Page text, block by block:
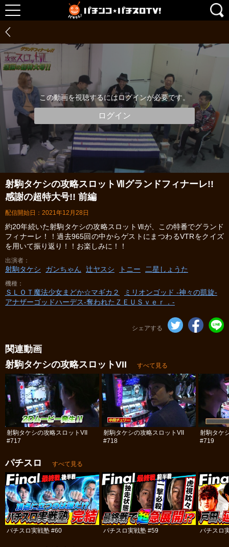
この動画を視聴するにはログインが必要です。
ログイン
射駒タケシの攻略スロットⅦグランドフィナーレ!!
感謝の超特大号!! 前編
配信開始日：2021年12月28日
約20年続いた射駒タケシの攻略スロットⅦが、この特番でグランド
フィナーレ！！過去965回の中からゲストにまつわるVTRをクイズ
を用いて振り返り！！お楽しみに！！
出演者
射駒タケシ ガンちゃん 辻ヤスシ トニー 二星しょうた
機種
ＳＬＯＴ魔法少女まどか☆マギカ２
ミリオンゴッド -神々の凱旋-
アナザーゴッドハーデス-奪われたＺＥＵＳｖｅｒ．-
シェアする
関連動画
射駒タケシの攻略スロットVII
すべて見る
射駒タケシの攻略スロットVII
#717
射駒タケシの攻略スロットVII
#718
射駒タケ
#719
パチスロ すべて見る
パチスロ実戦塾 #60 パチスロ実戦塾 #59 パチスロ